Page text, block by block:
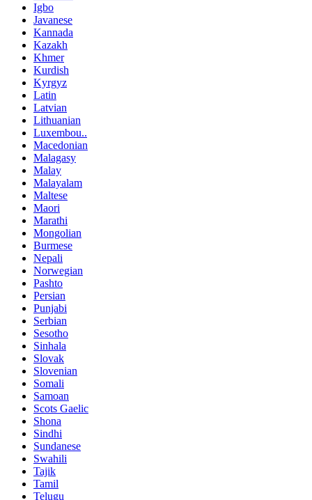
Igbo
Javanese
Kannada
Kazakh
Khmer
Kurdish
Kyrgyz
Latin
Latvian
Lithuanian
Luxembou..
Macedonian
Malagasy
Malay
Malayalam
Maltese
Maori
Marathi
Mongolian
Burmese
Nepali
Norwegian
Pashto
Persian
Punjabi
Serbian
Sesotho
Sinhala
Slovak
Slovenian
Somali
Samoan
Scots Gaelic
Shona
Sindhi
Sundanese
Swahili
Tajik
Tamil
Telugu